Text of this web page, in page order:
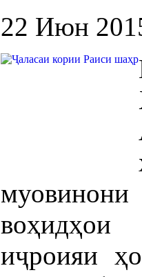
22 Июн
иҷроияи